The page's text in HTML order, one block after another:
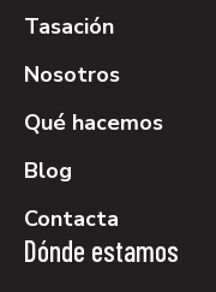
Tasación
Nosotros
Qué hacemos
Blog
Contacta
Dónde estamos